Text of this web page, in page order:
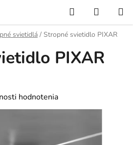
Hľadať
KOŠÍK
svietidlá / Stropné svietidlo PIXAR
PIXAR
hodnotenia